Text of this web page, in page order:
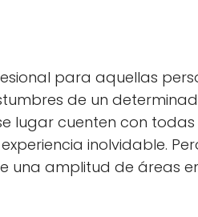
para aquellas
de un
lugar cuenten con
inolvidable.
una amplitud de áreas